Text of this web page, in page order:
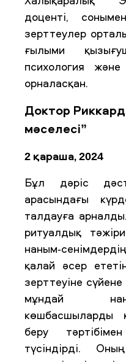
доценті,
зерттеулер
ғылыми
психология
орналасқан.
Доктор
мәселесі”
2 қараша, 2024
Бұл дәріс
арасындағы
талдауға
ритуалдық
наным-
қалай әсер
зерттеуіне
мұндай
көшбасшыларды
беру
түсіндірді.